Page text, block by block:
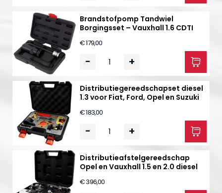
Brandstofpomp Tandwiel
Borgingsset – Vauxhall 1.6 CDTI
€ 179,00
- +
Distributiegereedschapset diesel
1.3 voor Fiat, Ford, Opel en Suzuki
€ 183,00
- +
Distributieafstelgereedschap
Opel en Vauxhall 1.5 en 2.0 diesel
€ 396,00